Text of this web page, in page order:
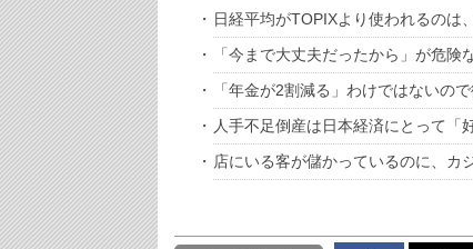
日経平均がTOPIXより使われるのは
「今まで大丈夫だったから」が危険
「年金が2割減る」わけではないの
人手不足倒産は日本経済にとって「
店にいる客が儲かっているのに、カ